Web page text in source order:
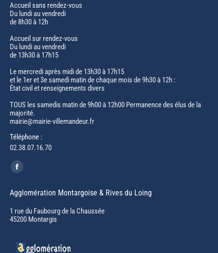
Accueil sans rendez-vous
Du lundi au vendredi
de 8h30 à 12h
Accueil sur rendez-vous
Du lundi au vendredi
de 13h30 à 17h15
Le mercredi après midi de 13h30 à 17h15
et le 1er et 3e samedi matin de chaque mois de 9h30 à 12h :
État civil et renseignements divers
TOUS les samedis matin de 9h00 à 12h00 Permanence des élus de la
majorité.
mairie@mairie-villemandeur.fr
Téléphone :
02.38.07.16.70
Trouvez nous sur :
Facebook
opens
in
new
Agglomération Montargoise & Rives du Loing
1 rue du Faubourg de la Chaussée
45200 Montargis